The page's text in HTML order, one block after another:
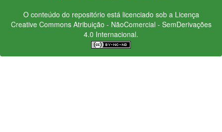
O conteúdo do repositório está licenciado sob a Licença
Creative CommonsAtribuição - NãoComercial - SemDerivações
4.0 Internacional.